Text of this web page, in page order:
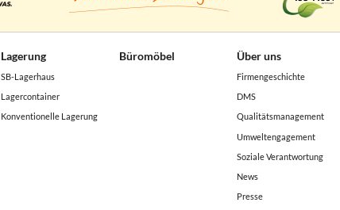
Lagerung
SB-Lagerhaus
Lagercontainer
Konventionelle Lagerung
Büromöbel Über uns
Firmengeschichte
DMS
Qualitätsmanagement
Umweltengagement
Soziale Verantwortung
News
Presse